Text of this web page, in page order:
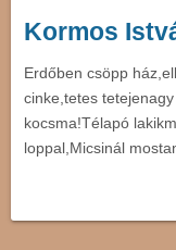
Kormos
Erdőben csöpp
cinke,tetes
kocsma!Télapó
loppal,Micsinál